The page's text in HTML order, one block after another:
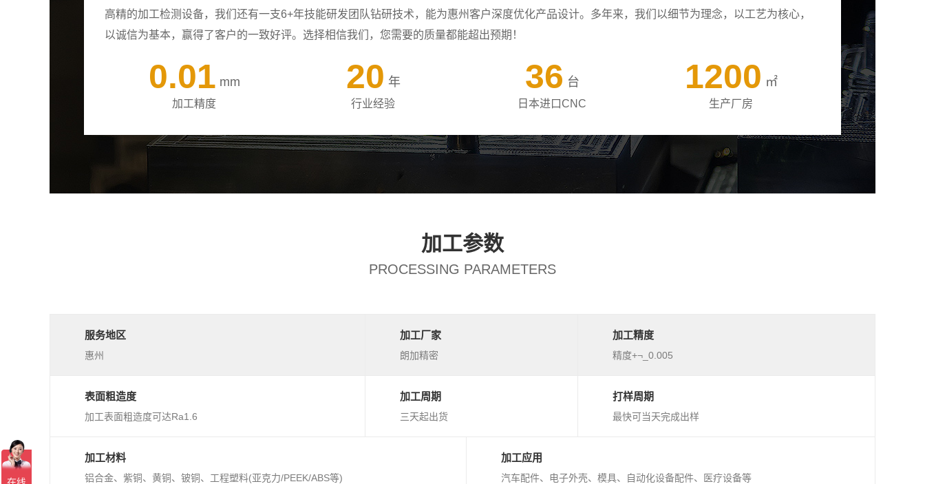
高精的加工检测设备，我们还有一支6+年技能研发团队钻研技术，能为惠州客户深度优化产品设计。多年来，我们以细节为理念，以工艺为核心，
以诚信为基本，赢得了客户的一致好评。选择相信我们，您需要的质量都能超出预期！
0.01 mm
加工精度
20 年
行业经验
36 台
日本进口CNC
1200 ㎡
生产厂房
加工参数
PROCESSING PARAMETERS
服务地区
惠州
加工厂家
朗加精密
加工精度
精度+¬_0.005
表面粗造度
加工表面粗造度可达Ra1.6
加工周期
三天起出货
打样周期
最快可当天完成出样
加工材料
铝合金、紫铜、黄铜、铍铜、工程塑料(亚克力/PEEK/ABS等)
加工应用
汽车配件、电子外壳、模具、自动化设备配件、医疗设备等